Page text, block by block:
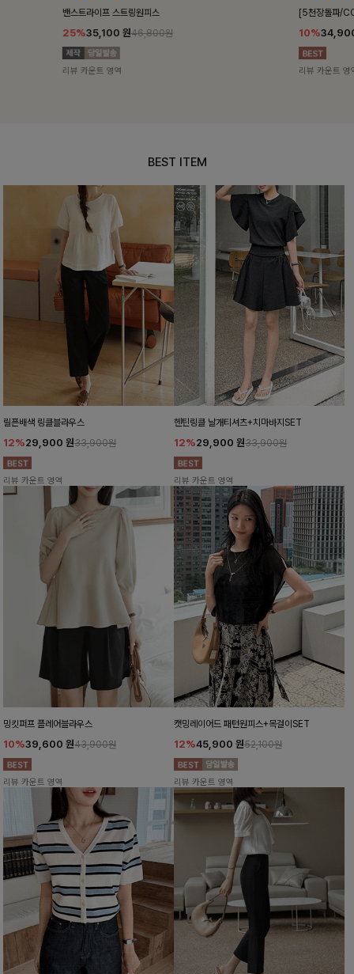
[5천장돌파/COOL]멜틴 퍼프블라우스
10%34,900원38,700원
리뷰 카운트 영역
켄픈배색 스트
18%
리뷰 카운트 영
BEST ITEM
릴픈배색 링클블라우스
12%29,900 원33,900원
리뷰 카운트 영역
헨틴링클 날개티셔츠+치마바지SET
12%29,900 원33,900원
리뷰 카운트 영역
밍킷퍼프 플레어블라우스
10%39,600 원43,900원
리뷰 카운트 영역
캣밍레이어드 패턴원피스+목걸이SET
12%45,900 원52,100원
리뷰 카운트 영역